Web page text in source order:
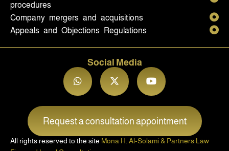
procedures
Company mergers and acquisitions
Appeals and Objections Regulations
Social Media
Request a consultation appointment
All rights reserved to the site Mona H. Al-Solami & Partners Law